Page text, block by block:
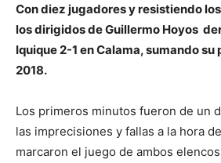
Con diez jugadores y resistiendo
los dirigidos de Guillermo Hoyos
Iquique 2-1 en Calama, sumando
2018.
Los primeros minutos fueron de un
las imprecisiones y fallas a la hora
marcaron el juego de ambos